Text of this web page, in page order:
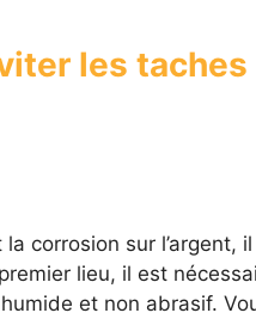
les
corrosion sur l’argent,
lieu, il est
humide et non abrasif.